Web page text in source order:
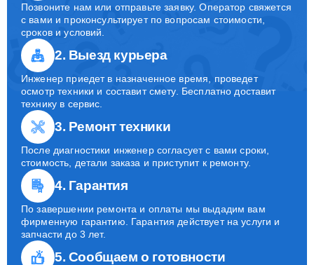
Позвоните нам или отправьте заявку. Оператор свяжется
с вами и проконсультирует по вопросам стоимости,
сроков и условий.
2. Выезд курьера
Инженер приедет в назначенное время, проведет
осмотр техники и составит смету. Бесплатно доставит
технику в сервис.
3. Ремонт техники
После диагностики инженер согласует с вами сроки,
стоимость, детали заказа и приступит к ремонту.
4. Гарантия
По завершении ремонта и оплаты мы выдадим вам
фирменную гарантию. Гарантия действует на услуги и
запчасти до 3 лет.
5. Сообщаем о готовности